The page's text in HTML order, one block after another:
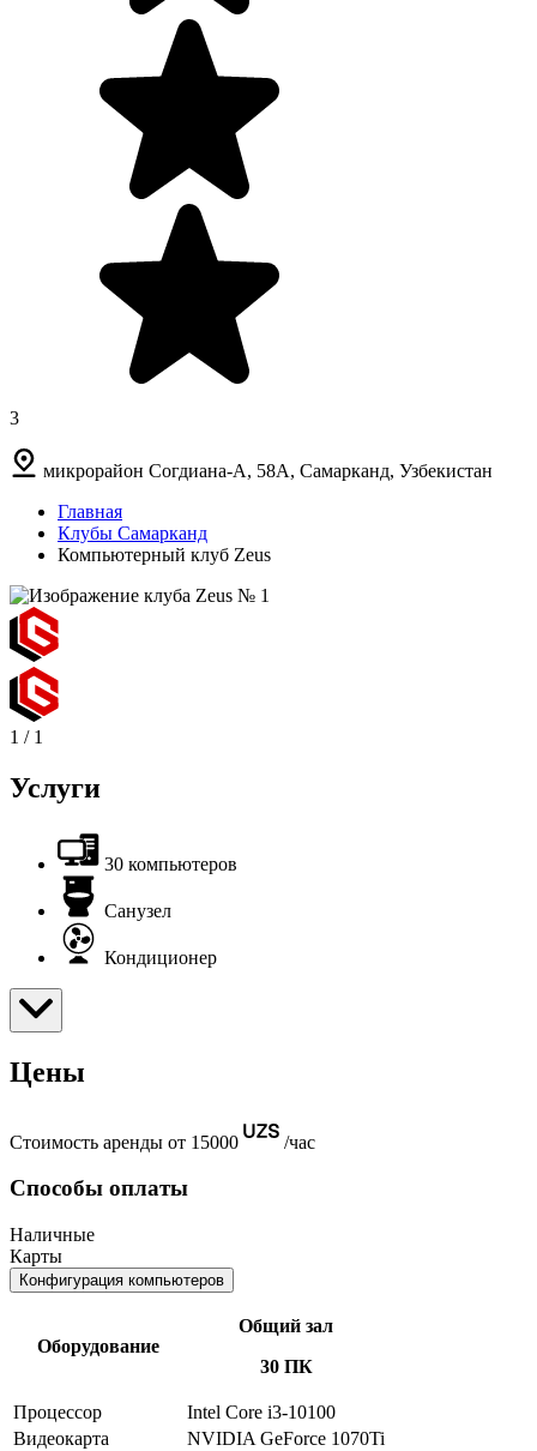
3
микрорайон Согдиана-А, 58А, Самарканд, Узбекистан
Главная
Клубы Самарканд
Компьютерный клуб Zeus
1 / 1
Услуги
30 компьютеров
Санузел
Кондиционер
Цены
Стоимость аренды от 15000 /час
Способы оплаты
Наличные
Карты
Конфигурация компьютеров
Оборудование
Общий зал
30 ПК
Процессор
Intel Core i3-10100
Видеокарта
NVIDIA GeForce 1070Ti